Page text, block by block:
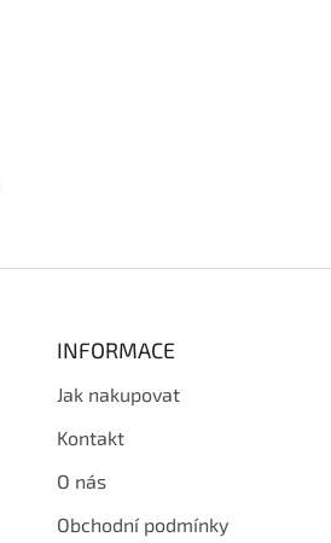
INFORMACE
Jak nakupovat
Kontakt
O nás
Obchodní podmínky